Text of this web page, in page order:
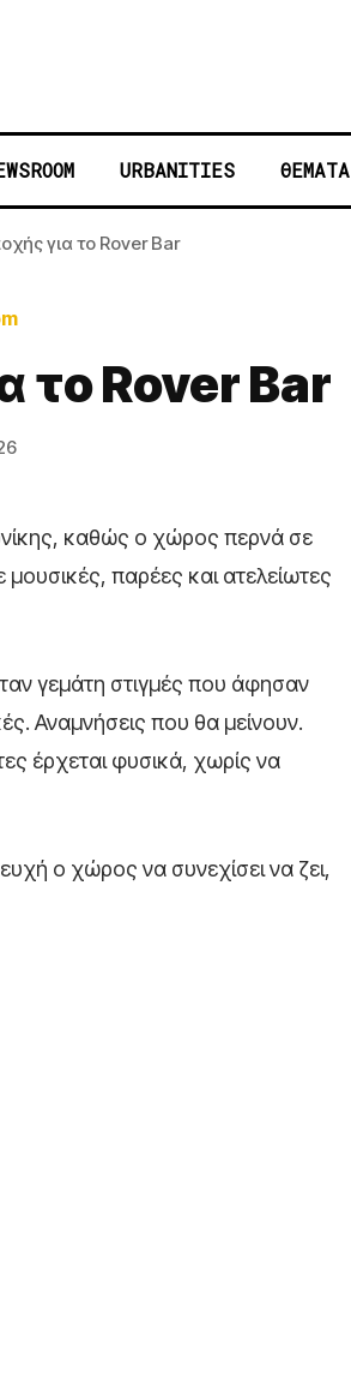
URBANITIES ΘΕΜΑΤΑ
για το Rover Bar
το Rover Bar
καθώς ο χώρος περνά σε
παρέες και ατελείωτες
γεμάτη στιγμές που άφησαν
Αναμνήσεις που θα μείνουν.
έρχεται φυσικά, χωρίς να
ο χώρος να συνεχίσει να ζει,